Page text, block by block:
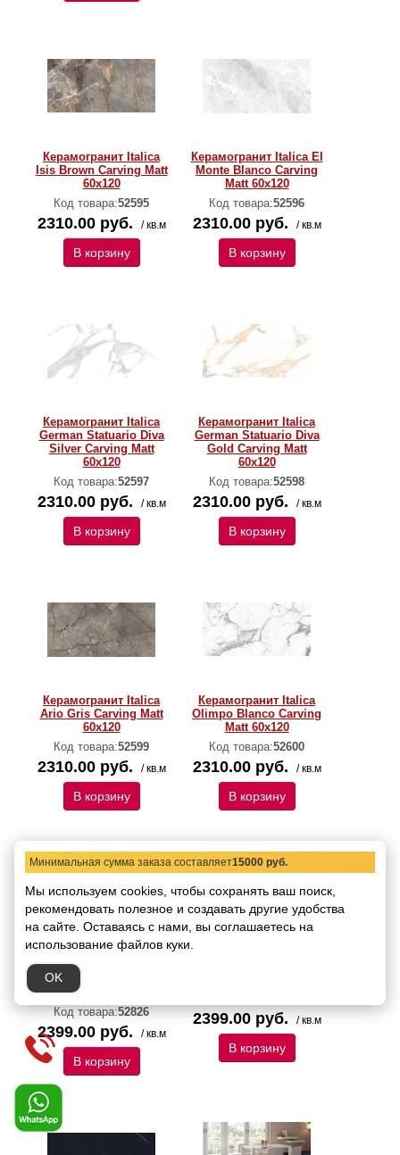
Керамогранит Italica
Isis Brown Carving Matt
60x120
Код товара:52595
2310.00 руб. / кв.м
В корзину
Керамогранит Italica El
Monte Blanco Carving
Matt 60x120
Код товара:52596
2310.00 руб. / кв.м
В корзину
Керамогранит Italica
German Statuario Diva
Silver Carving Matt
60x120
Код товара:52597
2310.00 руб. / кв.м
В корзину
Керамогранит Italica
German Statuario Diva
Gold Carving Matt
60x120
Код товара:52598
2310.00 руб. / кв.м
В корзину
Керамогранит Italica
Ario Gris Carving Matt
60x120
Код товара:52599
2310.00 руб. / кв.м
В корзину
Керамогранит Italica
Olimpo Blanco Carving
Matt 60x120
Код товара:52600
2310.00 руб. / кв.м
В корзину
Керамогранит Italica
Besar Grey Polished
Код товара:52826
2399.00 руб. / кв.м
В корзину
2399.00 руб. / кв.м
В корзину
Минимальная сумма заказа составляет15000 руб.
Мы используем cookies, чтобы сохранять ваш поиск,
рекомендовать полезное и создавать другие удобства
на сайте. Оставаясь с нами, вы соглашаетесь на
использование файлов куки.
OK